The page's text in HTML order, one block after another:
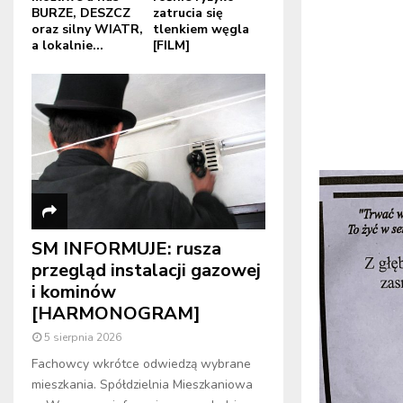
BURZE, DESZCZ
oraz silny WIATR,
a lokalnie...
zatrucia się
tlenkiem węgla
[FILM]
SM INFORMUJE: rusza
przegląd instalacji gazowej
i kominów
[HARMONOGRAM]
5 sierpnia 2026
Fachowcy wkrótce odwiedzą wybrane
mieszkania. Spółdzielnia Mieszkaniowa